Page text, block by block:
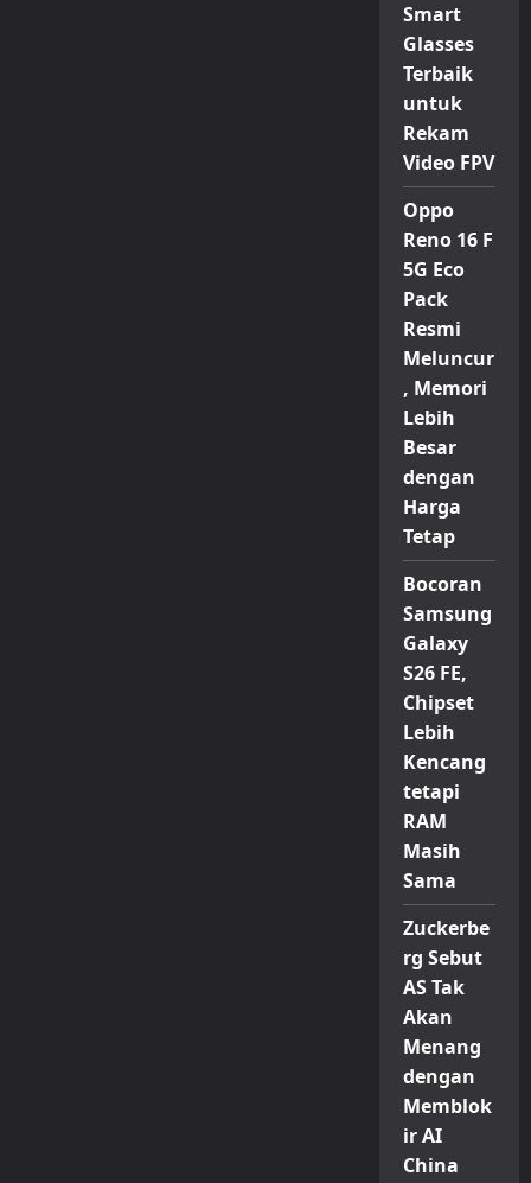
Smart
Glasses
Terbaik
untuk
Rekam
Video FPV
Oppo
Reno 16 F
5G Eco
Pack
Resmi
Meluncur
, Memori
Lebih
Besar
dengan
Harga
Tetap
Bocoran
Samsung
Galaxy
S26 FE,
Chipset
Lebih
Kencang
tetapi
RAM
Masih
Sama
Zuckerbe
rg Sebut
AS Tak
Akan
Menang
dengan
Memblok
ir AI
China